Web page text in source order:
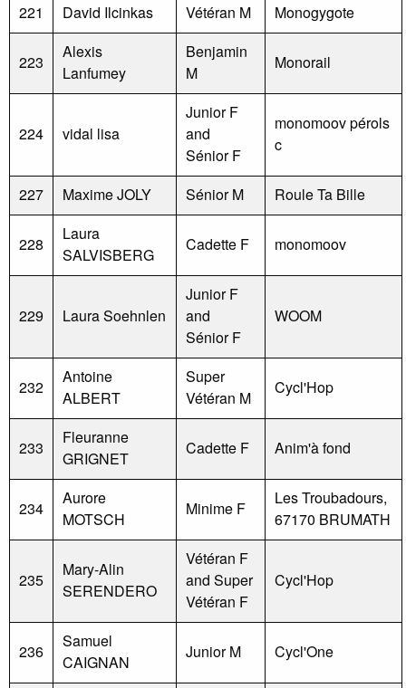
221 David Ilcinkas Vétéran M Monogygote
223
Alexis
Lanfumey
Benjamin
M
Monorail
224 vidal lisa
Junior F
and
Sénior F
monomoov pérols
c
227 Maxime JOLY Sénior M Roule Ta Bille
228
Laura
SALVISBERG
Cadette F monomoov
229 Laura Soehnlen
Junior F
and
Sénior F
WOOM
232
Antoine
ALBERT
Super
Vétéran M
Cycl'Hop
233
Fleuranne
GRIGNET
Cadette F Anim'à fond
234
Aurore
MOTSCH
Minime F
Les Troubadours,
67170 BRUMATH
235
Mary-Alin
SERENDERO
Vétéran F
and Super
Vétéran F
Cycl'Hop
236
Samuel
CAIGNAN
Junior M Cycl'One